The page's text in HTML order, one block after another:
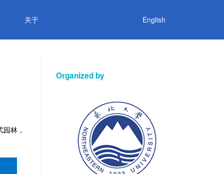
关于 English
林，
Organized by